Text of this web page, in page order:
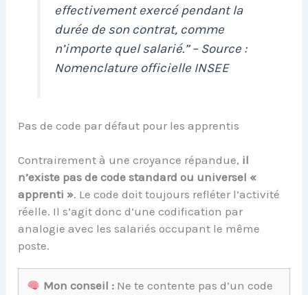
effectivement exercé pendant la
durée de son contrat, comme
n’importe quel salarié.” – Source :
Nomenclature officielle INSEE
Pas de code par défaut pour les apprentis
Contrairement à une croyance répandue, il
n’existe pas de code standard ou universel «
apprenti ». Le code doit toujours refléter l’activité
réelle. Il s’agit donc d’une codification par
analogie avec les salariés occupant le même
poste.
Mon conseil :Ne te contente pas d’un code